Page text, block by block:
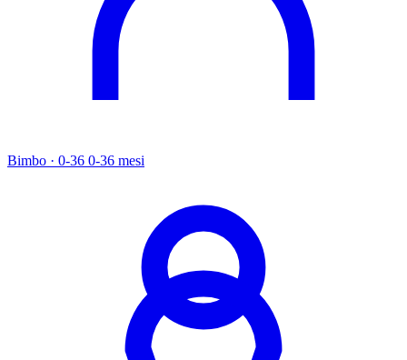
Bimbo · 0-36 0-36 mesi